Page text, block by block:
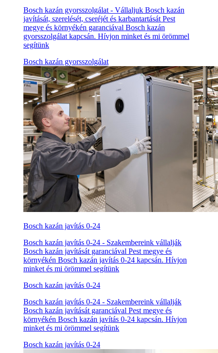
Bosch kazán gyorsszolgálat - Vállaljuk Bosch kazán
javítását, szerelését, cseréjét és karbantartását Pest
megye és környékén garanciával Bosch kazán
gyorsszolgálat kapcsán. Hívjon minket és mi örömmel
segítünk
Bosch kazán gyorsszolgálat
Bosch kazán javítás 0-24
Bosch kazán javítás 0-24 - Szakembereink vállalják
Bosch kazán javítását garanciával Pest megye és
környékén Bosch kazán javítás 0-24 kapcsán. Hívjon
minket és mi örömmel segítünk
Bosch kazán javítás 0-24
Bosch kazán javítás 0-24 - Szakembereink vállalják
Bosch kazán javítását garanciával Pest megye és
környékén Bosch kazán javítás 0-24 kapcsán. Hívjon
minket és mi örömmel segítünk
Bosch kazán javítás 0-24